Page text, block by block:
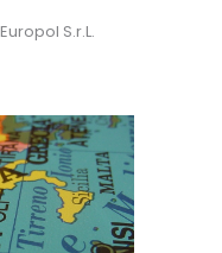
Europol S.r.L.